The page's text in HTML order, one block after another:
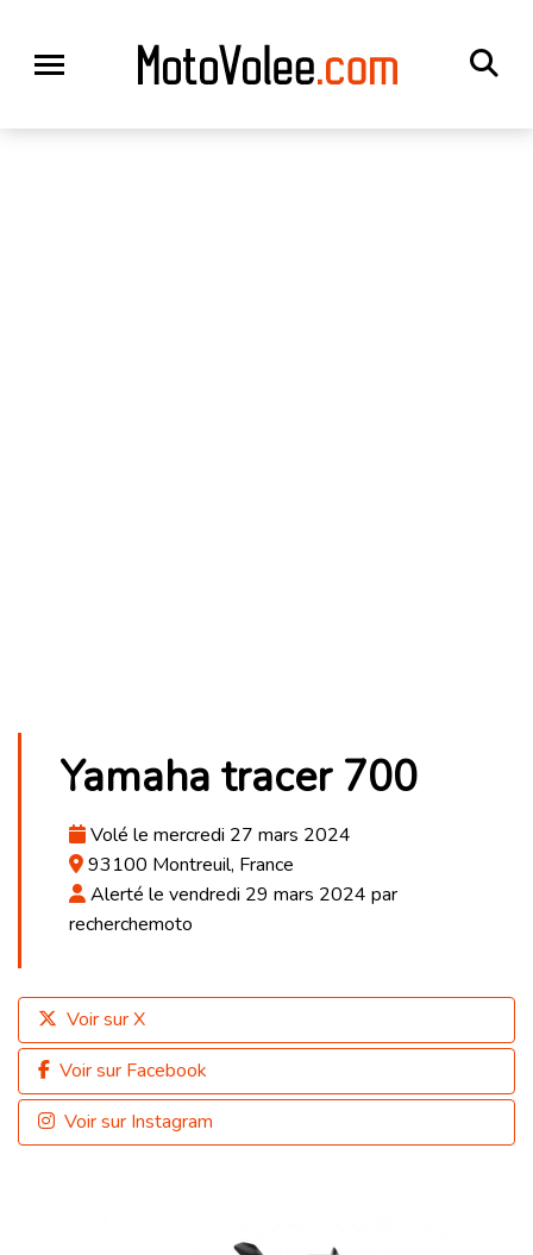
Yamaha tracer 700
Volé le mercredi 27 mars 2024
93100 Montreuil, France
Alerté le vendredi 29 mars 2024 par
recherchemoto
Voir sur X
Voir sur Facebook
Voir sur Instagram